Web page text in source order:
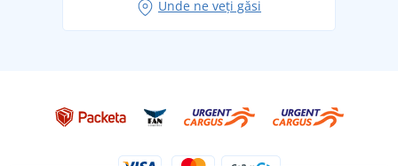
Tricoul preferat City în rol principal: ținute pentru
Unde ne veți găsi